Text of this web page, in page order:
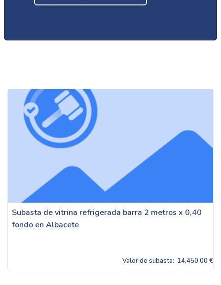
Subasta de vitrina refrigerada barra 2 metros x 0,40
fondo en Albacete
Valor de subasta: 14,450.00 €